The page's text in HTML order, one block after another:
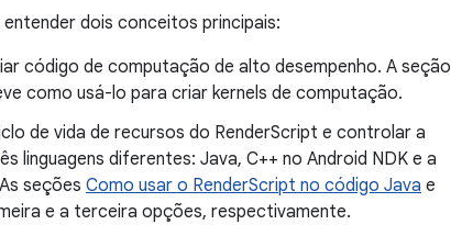
dois conceitos principais:
código de computação de alto desempenho. A seção
como usá-lo para criar kernels de computação.
de vida de recursos do RenderScript e controlar a
linguagens diferentes: Java, C++ no Android NDK e a
seções Como usar o RenderScript no código Java e
e a terceira opções, respectivamente.